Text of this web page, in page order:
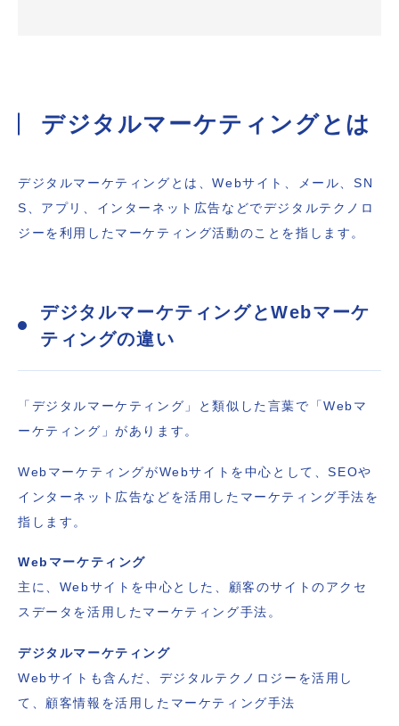
デジタルマーケティングとは
デジタルマーケティングとは、Webサイト、メール、SN
S、アプリ、インターネット広告などでデジタルテクノロ
ジーを利用したマーケティング活動のことを指します。
デジタルマーケティングとWebマーケ
ティングの違い
「デジタルマーケティング」と類似した言葉で「Webマ
ーケティング」があります。
WebマーケティングがWebサイトを中心として、SEOや
インターネット広告などを活用したマーケティング手法を
指します。
Webマーケティング
主に、Webサイトを中心とした、顧客のサイトのアクセ
スデータを活用したマーケティング手法。
デジタルマーケティング
Webサイトも含んだ、デジタルテクノロジーを活用し
て、顧客情報を活用したマーケティング手法